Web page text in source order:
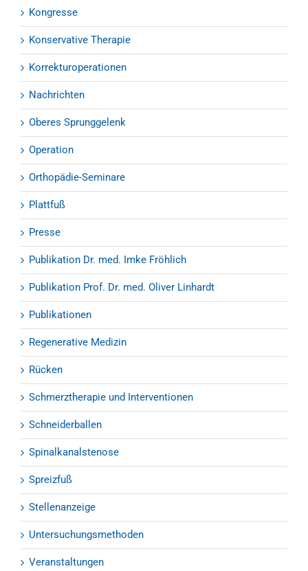
Kongresse
Konservative Therapie
Korrekturoperationen
Nachrichten
Oberes Sprunggelenk
Operation
Orthopädie-Seminare
Plattfuß
Presse
Publikation Dr. med. Imke Fröhlich
Publikation Prof. Dr. med. Oliver Linhardt
Publikationen
Regenerative Medizin
Rücken
Schmerztherapie und Interventionen
Schneiderballen
Spinalkanalstenose
Spreizfuß
Stellenanzeige
Untersuchungsmethoden
Veranstaltungen